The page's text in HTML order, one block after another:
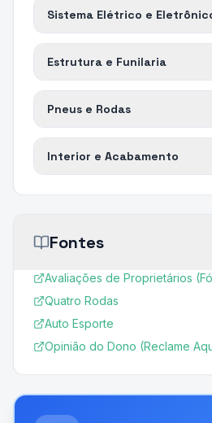
Sistema Elétrico e
Estrutura e Funilaria
Pneus e Rodas
Interior e Acabamento
Fontes
Avaliações de Proprietários
Quatro Rodas
Auto Esporte
Opinião do Dono (Reclame